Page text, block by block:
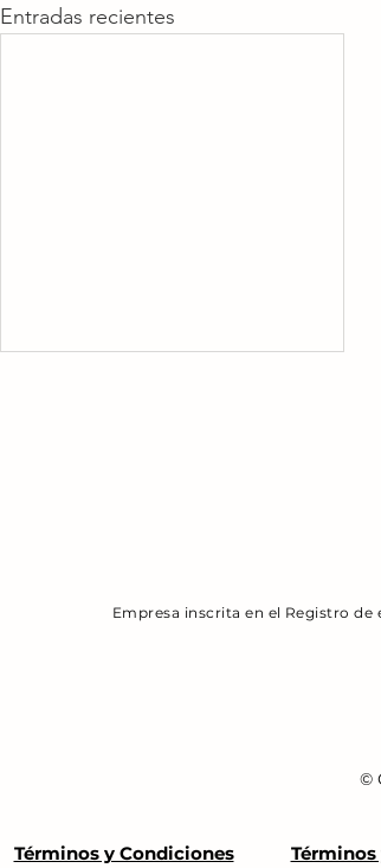
Entradas recientes
Regulación del Alquiler y
Empresa inscrita en el Registro
©
Términos y Condiciones